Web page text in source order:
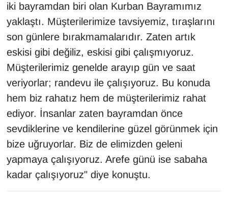
iki bayramdan biri olan Kurban Bayramımız
yaklaştı. Müşterilerimize tavsiyemiz, tıraşlarını
son günlere bırakmamalarıdır. Zaten artık
eskisi gibi değiliz, eskisi gibi çalışmıyoruz.
Müşterilerimiz genelde arayıp gün ve saat
veriyorlar; randevu ile çalışıyoruz. Bu konuda
hem biz rahatız hem de müşterilerimiz rahat
ediyor. İnsanlar zaten bayramdan önce
sevdiklerine ve kendilerine güzel görünmek için
bize uğruyorlar. Biz de elimizden geleni
yapmaya çalışıyoruz. Arefe günü ise sabaha
kadar çalışıyoruz" diye konuştu.